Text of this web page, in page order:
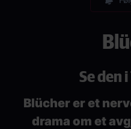
Se den
Blücher er et
drama om et